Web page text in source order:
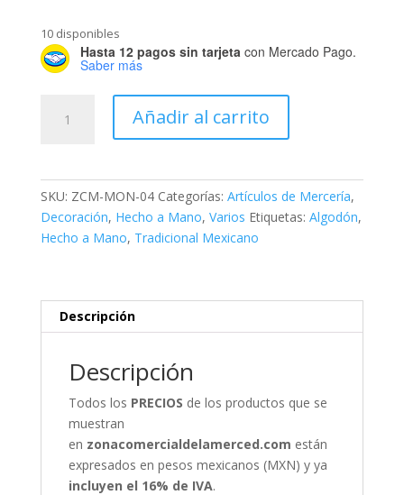
10 disponibles
Hasta 12 pagos sin tarjeta con Mercado Pago.
Saber más
Mano
cantidad
Añadir al carrito
SKU: ZCM-MON-04 Categorías: Artículos de Mercería,
Decoración, Hecho a Mano, Varios Etiquetas: Algodón,
Hecho a Mano, Tradicional Mexicano
Descripción
Descripción
Todos los PRECIOS de los productos que se
muestran
en zonacomercialdelamerced.com están
expresados en pesos mexicanos (MXN) y ya
incluyen el 16% de IVA.